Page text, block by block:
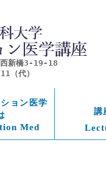
新橋3-19-18
（代）
ョン医学
Med
講